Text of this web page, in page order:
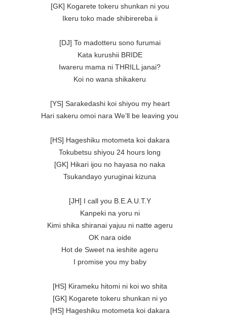
[GK] Kogarete tokeru shunkan ni you
Ikeru toko made shibirereba ii
[DJ] To madotteru sono furumai
Kata kurushii BRIDE
Iwareru mama ni THRILL janai?
Koi no wana shikakeru
[YS] Sarakedashi koi shiyou my heart
Hari sakeru omoi nara We’ll be leaving you
[HS] Hageshiku motometa koi dakara
Tokubetsu shiyou 24 hours long
[GK] Hikari ijou no hayasa no naka
Tsukandayo yuruginai kizuna
[JH] I call you B.E.A.U.T.Y
Kanpeki na yoru ni
Kimi shika shiranai yajuu ni natte ageru
OK nara oide
Hot de Sweet na ieshite ageru
I promise you my baby
[HS] Kirameku hitomi ni koi wo shita
[GK] Kogarete tokeru shunkan ni yo
[HS] Hageshiku motometa koi dakara